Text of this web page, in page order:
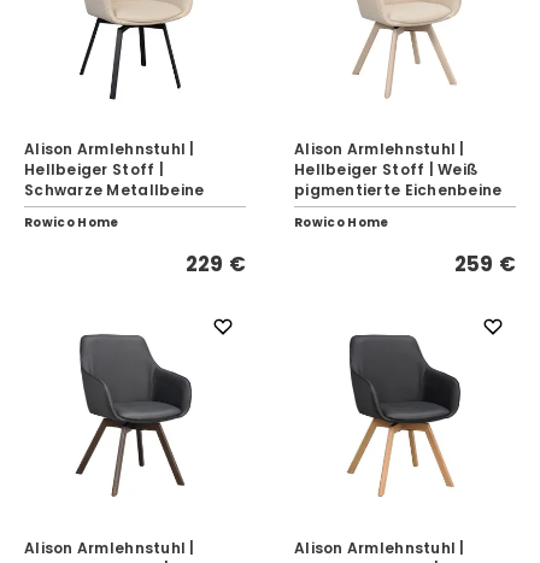
Alison Armlehnstuhl |
Hellbeiger Stoff |
Schwarze Metallbeine
Rowico Home
229 €
Alison Armlehnstuhl |
Hellbeiger Stoff | Weiß
pigmentierte Eichenbeine
Rowico Home
259 €
Alison Armlehnstuhl |
Alison Armlehnstuhl |